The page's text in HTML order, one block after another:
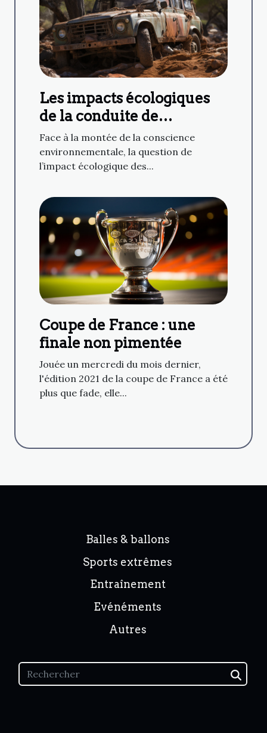
Les impacts écologiques
de la conduite de
véhicules de sports
extrêmes et comment les
minimiser
Face à la montée de la conscience
environnementale, la question de
l’impact écologique des...
Coupe de France : une
finale non pimentée
Jouée un mercredi du mois dernier,
l'édition 2021 de la coupe de France a été
plus que fade, elle...
Balles & ballons
Sports extrêmes
Entraînement
Evénéments
Autres